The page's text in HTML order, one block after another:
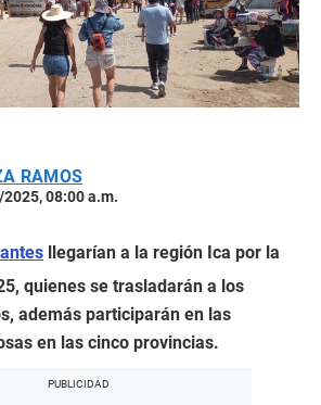
RAMOS
08:00 a.m.
llegarían a la región Ica por la
quienes se trasladarán a los
además participarán en las
en las cinco provincias.